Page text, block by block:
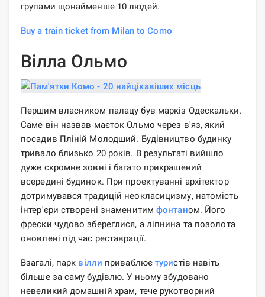
групами щонайменше 10 людей.
Buy a train ticket from Milan to Como
Вілла Ольмо
Першим власником палацу був маркіз Одескальки.
Саме він назвав маєток Ольмо через в'яз, який
посадив Пліній Молодший. Будівництво будинку
тривало близько 20 років. В результаті вийшло
дуже скромне зовні і багато прикрашений
всередині будинок. При проектуванні архітектор
дотримувався традицій неокласицизму, натомість
інтер'єри створені знаменитимфонтаном. Його
фрески чудово збереглися, а ліпнина та позолота
оновлені під час реставрації.
Взагалі, парк вілли приваблюєтуристів навіть
більше за саму будівлю. У ньому збудовано
невеликий домашній храм, тече рукотворний